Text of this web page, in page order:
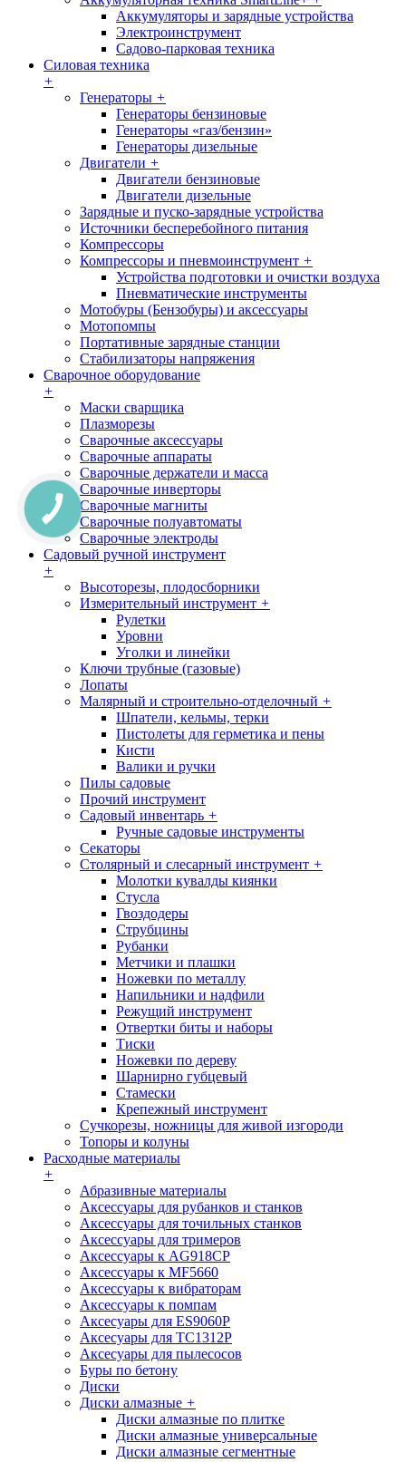
Аккумуляторы и зарядные устройства
Электроинструмент
Садово-парковая техника
Силовая техника
+
Генераторы +
Генераторы бензиновые
Генераторы «газ/бензин»
Генераторы дизельные
Двигатели +
Двигатели бензиновые
Двигатели дизельные
Зарядные и пуско-зарядные устройства
Источники бесперебойного питания
Компрессоры
Компрессоры и пневмоинструмент +
Устройства подготовки и очистки воздуха
Пневматические инструменты
Мотобуры (Бензобуры) и аксессуары
Мотопомпы
Портативные зарядные станции
Стабилизаторы напряжения
Сварочное оборудование
+
Маски сварщика
Плазморезы
Сварочные аксессуары
Сварочные аппараты
Сварочные держатели и масса
Сварочные инверторы
Сварочные магниты
Сварочные полуавтоматы
Сварочные электроды
Садовый ручной инструмент
+
Высоторезы, плодосборники
Измерительный инструмент +
Рулетки
Уровни
Уголки и линейки
Ключи трубные (газовые)
Лопаты
Малярный и строительно-отделочный +
Шпатели, кельмы, терки
Пистолеты для герметика и пены
Кисти
Валики и ручки
Пилы садовые
Прочий инструмент
Садовый инвентарь +
Ручные садовые инструменты
Секаторы
Столярный и слесарный инструмент +
Молотки кувалды киянки
Стусла
Гвоздодеры
Струбцины
Рубанки
Метчики и плашки
Ножевки по металлу
Напильники и надфили
Режущий инструмент
Отвертки биты и наборы
Тиски
Ножевки по дереву
Шарнирно губцевый
Стамески
Крепежный инструмент
Сучкорезы, ножницы для живой изгороди
Топоры и колуны
Расходные материалы
+
Абразивные материалы
Аксессуары для рубанков и станков
Аксессуары для точильных станков
Аксессуары для тримеров
Аксессуары к AG918CP
Аксессуары к MF5660
Аксессуары к вибраторам
Аксессуары к помпам
Аксесуары для ES9060P
Аксесуары для TC1312P
Аксесуары для пылесосов
Буры по бетону
Диски
Диски алмазные +
Диски алмазные по плитке
Диски алмазные универсальные
Диски алмазные сегментные